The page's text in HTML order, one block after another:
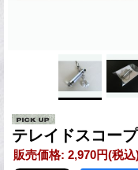
テレイドスコー
販売価格: 2,970円(税込